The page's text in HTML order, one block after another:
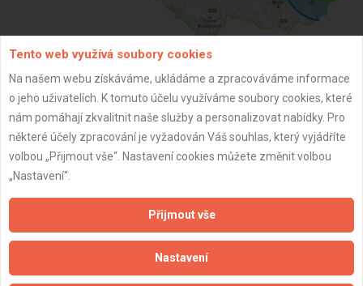
Aktualizováno z portálu ARES dne 02.12.2024 18:00:12
Důležité informace
Naše firmy a řemeslníci
Tento web využívá soubory cookies
Na našem webu získáváme, ukládáme a zpracováváme informace
o jeho uživatelích. K tomuto účelu využíváme soubory cookies, které
nám pomáhají zkvalitnit naše služby a personalizovat nabídky. Pro
některé účely zpracování je vyžadován Váš souhlas, který vyjádříte
volbou „Přijmout vše“. Nastavení cookies můžete změnit volbou
„Nastavení“.
Přijmout vše
Nastavení